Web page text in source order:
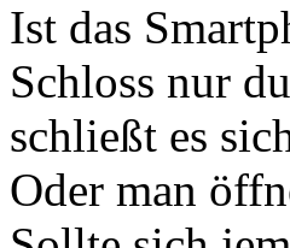
Ist das
Schloss nur
schließt es
Oder man